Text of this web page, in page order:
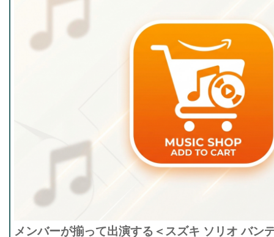
メンバーが揃って出演する＜スズキ ソリオ バン